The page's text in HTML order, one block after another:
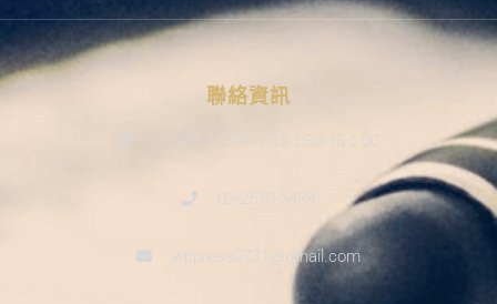
聯絡資訊
9：30-12：00；13：30-18：00
02-2570-5439
wppress0731@gmail.com